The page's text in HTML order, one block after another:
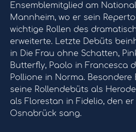
Ensemblemitglied am
Mannheim, wo er sein
wichtige Rollen des
erweiterte. Letzte Debüts
in Die Frau ohne Schatten,
Butterfly, Paolo in Francesca
Pollione in Norma.
seine Rollendebüts als
als Florestan in Fidelio, den
Osnabrück sang.